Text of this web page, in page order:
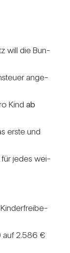
will die Bun­
ange­
Kind ab
erste und
für jedes wei­
Kin­der­frei­be­
auf 2.586 €